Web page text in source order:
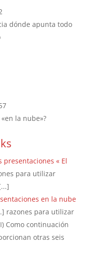
dónde apunta todo
la nube»?
presentaciones « El
para utilizar
en la nube
razones para utilizar
Como continuación
otras seis